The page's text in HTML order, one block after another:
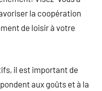
la coopération
de loisir à votre
il est important de
aux goûts et à la